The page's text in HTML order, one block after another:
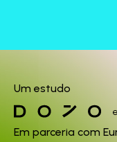
Um estudo
e
Em parceria com